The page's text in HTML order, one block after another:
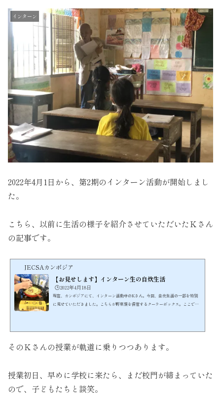
インターン
2022年4月1日から、第2期のインターン活動が開始しまし
た。
こちら、以前に生活の様子を紹介させていただいたＫさん
の記事です。
JECSAカンボジア
【お見せします】インターン生の自炊生活
🕒️2022年4月18日
現在、カンボジアにて、インターン活動中のKさん。今回、自炊生活の一部を特別
に見せていただきました。こちらが野菜類を保管するクーラーボックス。ここで
まな板がとても使いやすいと満足げに語ります。動画でご覧...
そのＫさんの授業が軌道に乗りつつあります。
授業初日、早めに学校に来たら、まだ校門が締まっていた
ので、子どもたちと談笑。